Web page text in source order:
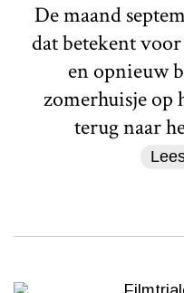
De maand
dat betekent
en opnieuw
zomerhuisje op
terug naar